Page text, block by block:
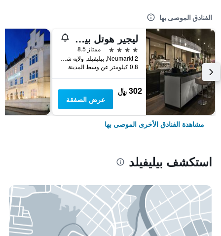
الفنادق الموصى بها
ليجير هوتل بيليفيلد
4 نجوم
ممتاز 8.5
Neumarkt 2, بيليفيلد, ولاية شمال الراين وستفاليا, ألمانيا
0.8 كيلومتر عن وسط المدينة
302 ﷼
عرض الصفقة
مشاهدة الفنادق الأخرى الموصى بها
استكشف بيليفيلد